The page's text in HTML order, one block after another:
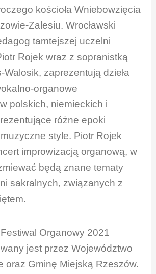
kościoła Wniebowzięcia
Zalesiu. Wrocławski
tamtejszej uczelni
Rojek wraz z sopranistką
Walosik, zaprezentują dzieła
organowe
polskich, niemieckich i
różne epoki
style. Piotr Rojek
improwizacją organową, w
będą znane tematy
sakralnych, związanych z
Organowy 2021
jest przez Województwo
oraz Gminę Miejską Rzeszów.